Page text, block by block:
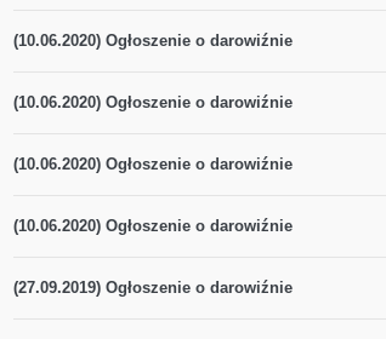
(10.06.2020) Ogłoszenie o darowiźnie
(10.06.2020) Ogłoszenie o darowiźnie
(10.06.2020) Ogłoszenie o darowiźnie
(10.06.2020) Ogłoszenie o darowiźnie
(27.09.2019) Ogłoszenie o darowiźnie